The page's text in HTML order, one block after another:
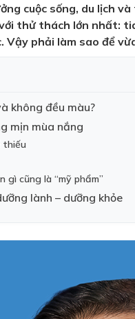
cuộc sống, du lịch
thử thách lớn nhất:
phải làm sao để
không đều màu?
mịn mùa nắng
thiếu
cũng là “mỹ phẩm”
lành – dưỡng khỏe